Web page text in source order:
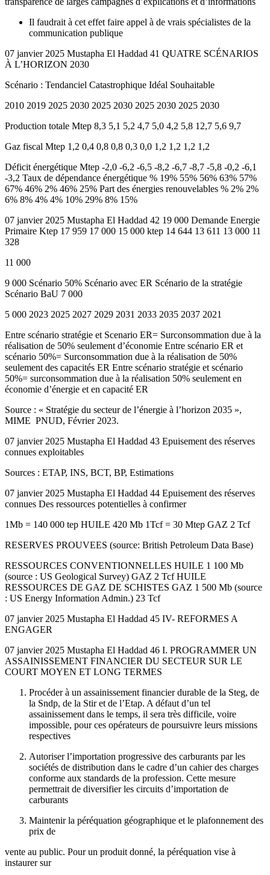
Il faudrait à cet effet faire appel à de vrais spécialistes de la
communication publique
07 janvier 2025 Mustapha El Haddad 41 QUATRE SCÉNARIOS
À L’HORIZON 2030
Scénario : Tendanciel Catastrophique Idéal Souhaitable
2010 2019 2025 2030 2025 2030 2025 2030 2025 2030
Production totale Mtep 8,3 5,1 5,2 4,7 5,0 4,2 5,8 12,7 5,6 9,7
Gaz fiscal Mtep 1,2 0,4 0,8 0,8 0,3 0,0 1,2 1,2 1,2 1,2
Déficit énergétique Mtep -2,0 -6,2 -6,5 -8,2 -6,7 -8,7 -5,8 -0,2 -6,1
-3,2 Taux de dépendance énergétique % 19% 55% 56% 63% 57%
67% 46% 2% 46% 25% Part des énergies renouvelables % 2% 2%
6% 8% 4% 4% 10% 29% 8% 15%
07 janvier 2025 Mustapha El Haddad 42 19 000 Demande Energie
Primaire Ktep 17 959 17 000 15 000 ktep 14 644 13 611 13 000 11
328
11 000
9 000 Scénario 50% Scénario avec ER Scénario de la stratégie
Scénario BaU 7 000
5 000 2023 2025 2027 2029 2031 2033 2035 2037 2021
Entre scénario stratégie et Scenario ER= Surconsommation due à la
réalisation de 50% seulement d’économie Entre scénario ER et
scénario 50%= Surconsommation due à la réalisation de 50%
seulement des capacités ER Entre scénario stratégie et scénario
50%= surconsommation due à la réalisation 50% seulement en
économie d’énergie et en capacité ER
Source : « Stratégie du secteur de l’énergie à l’horizon 2035 »,
MIME ­ PNUD, Février 2023.
07 janvier 2025 Mustapha El Haddad 43 Epuisement des réserves
connues exploitables
Sources : ETAP, INS, BCT, BP, Estimations
07 janvier 2025 Mustapha El Haddad 44 Epuisement des réserves
connues Des ressources potentielles à confirmer
1Mb = 140 000 tep HUILE 420 Mb 1Tcf = 30 Mtep GAZ 2 Tcf
RESERVES PROUVEES (source: British Petroleum Data Base)
RESSOURCES CONVENTIONNELLES HUILE 1 100 Mb
(source : US Geological Survey) GAZ 2 Tcf HUILE
RESSOURCES DE GAZ DE SCHISTES GAZ 1 500 Mb (source
: US Energy Information Admin.) 23 Tcf
07 janvier 2025 Mustapha El Haddad 45 IV- REFORMES A
ENGAGER
07 janvier 2025 Mustapha El Haddad 46 I. PROGRAMMER UN
ASSAINISSEMENT FINANCIER DU SECTEUR SUR LE
COURT MOYEN ET LONG TERMES
Procéder à un assainissement financier durable de la Steg, de
la Sndp, de la Stir et de l’Etap. A défaut d’un tel
assainissement dans le temps, il sera très difficile, voire
impossible, pour ces opérateurs de poursuivre leurs missions
respectives
Autoriser l’importation progressive des carburants par les
sociétés de distribution dans le cadre d’un cahier des charges
conforme aux standards de la profession. Cette mesure
permettrait de diversifier les circuits d’importation de
carburants
Maintenir la péréquation géographique et le plafonnement des
prix de
vente au public. Pour un produit donné, la péréquation vise à
instaurer sur